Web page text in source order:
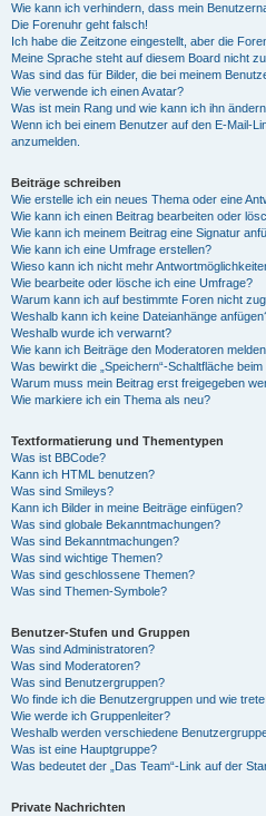
Wie kann ich verhindern, dass mein
Die Forenuhr geht falsch!
Ich habe die Zeitzone eingestellt, aber die
Meine Sprache steht auf diesem Board nicht
Was sind das für Bilder, die bei meinem
Wie verwende ich einen Avatar?
Was ist mein Rang und wie kann ich ihn
Wenn ich bei einem Benutzer auf den E-Mail-
anzumelden.
Beiträge schreiben
Wie erstelle ich ein neues Thema oder eine
Wie kann ich einen Beitrag bearbeiten oder
Wie kann ich meinem Beitrag eine Signatur
Wie kann ich eine Umfrage erstellen?
Wieso kann ich nicht mehr
Wie bearbeite oder lösche ich eine Umfrage?
Warum kann ich auf bestimmte Foren nicht
Weshalb kann ich keine Dateianhänge
Weshalb wurde ich verwarnt?
Wie kann ich Beiträge den Moderatoren
Was bewirkt die „Speichern“-Schaltfläche
Warum muss mein Beitrag erst freigegeben
Wie markiere ich ein Thema als neu?
Textformatierung und Thementypen
Was ist BBCode?
Kann ich HTML benutzen?
Was sind Smileys?
Kann ich Bilder in meine Beiträge einfügen?
Was sind globale Bekanntmachungen?
Was sind Bekanntmachungen?
Was sind wichtige Themen?
Was sind geschlossene Themen?
Was sind Themen-Symbole?
Benutzer-Stufen und Gruppen
Was sind Administratoren?
Was sind Moderatoren?
Was sind Benutzergruppen?
Wo finde ich die Benutzergruppen und wie
Wie werde ich Gruppenleiter?
Weshalb werden verschiedene
Was ist eine Hauptgruppe?
Was bedeutet der „Das Team“-Link auf der
Private Nachrichten